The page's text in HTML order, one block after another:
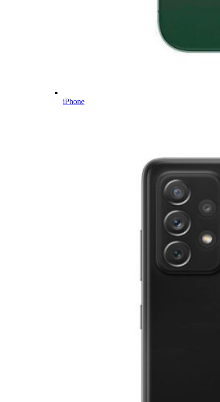
iPhone